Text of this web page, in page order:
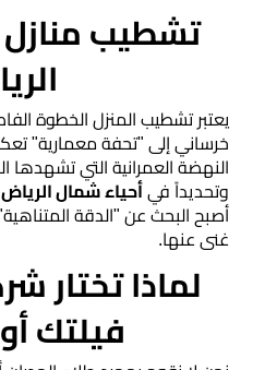
تركيب
ديكور
فوم
الرياض
ملاحق
تشطيب
​يعتبر تشطيب المنزل الخطوة
خرساني إلى "تحفة معمارية"
النهضة العمرانية التي تشهدها
وتحديداً فيأحياء شمال الرياض
أصبح البحث عن "الدقة
غنى عنها.
​لماذا تختار
فيلتك